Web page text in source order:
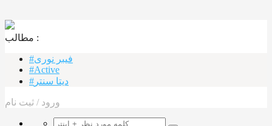
مطالب :‌ ‌‌
#فیبر نوری
#Active
#دیتا سنتر
ورود / ثبت نام